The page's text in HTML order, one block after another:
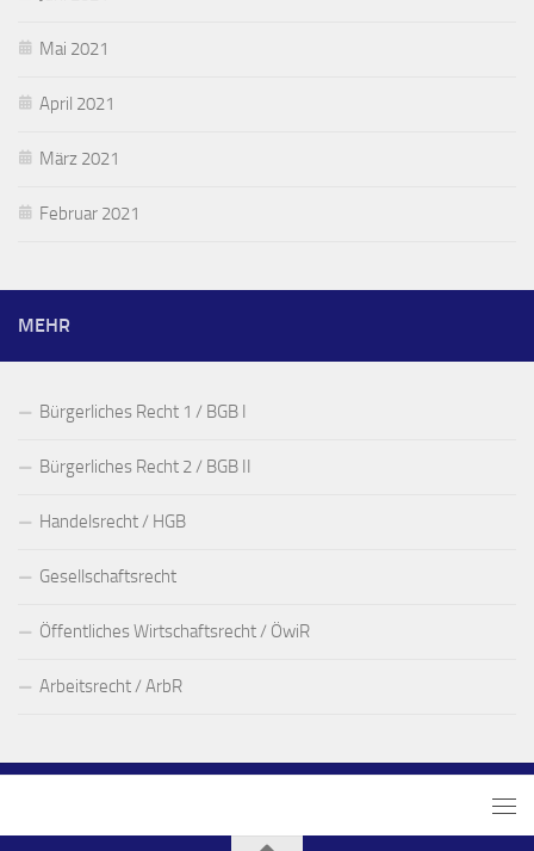
Mai 2021
April 2021
März 2021
Februar 2021
MEHR
Bürgerliches Recht 1 / BGB I
Bürgerliches Recht 2 / BGB II
Handelsrecht / HGB
Gesellschaftsrecht
Öffentliches Wirtschaftsrecht / ÖwiR
Arbeitsrecht / ArbR